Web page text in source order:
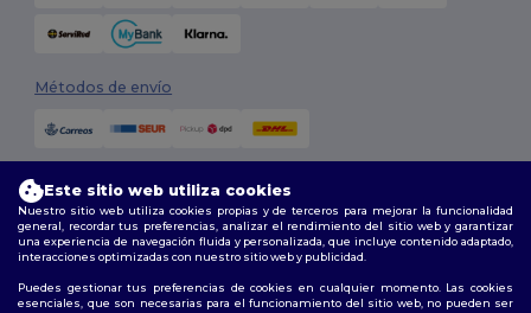
Métodos de envío
Síguenos
Este sitio web utiliza cookies
Nuestro sitio web utiliza cookies propias y de terceros para mejorar la funcionalidad
general, recordar tus preferencias, analizar el rendimiento del sitio web y garantizar
una experiencia de navegación fluida y personalizada, que incluye contenido adaptado,
interacciones optimizadas con nuestro sitio web y publicidad.
Puedes gestionar tus preferencias de cookies en cualquier momento. Las cookies
esenciales, que son necesarias para el funcionamiento del sitio web, no pueden ser